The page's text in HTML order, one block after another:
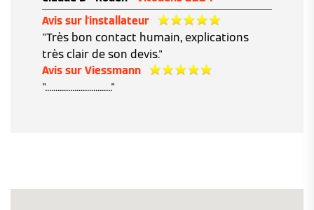
Avis sur l'installateur
"Très bon contact humain, explications
très clair de son devis."
Avis sur Viessmann
"................................"